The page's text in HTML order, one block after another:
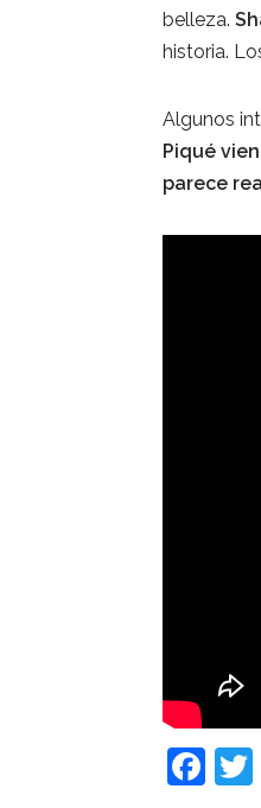
belleza.
historia.
Algunos
Piqué
parece
F